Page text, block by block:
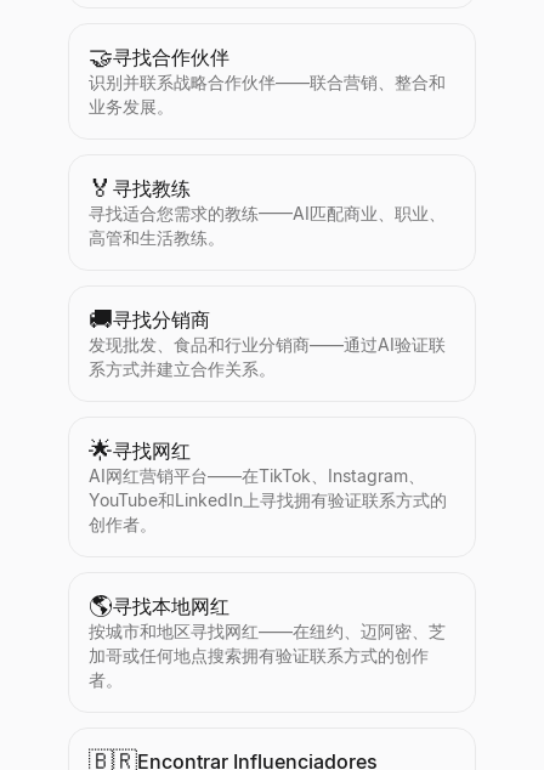
🤝寻找合作伙伴
识别并联系战略合作伙伴——联合营销、整合和
业务发展。
🏅 寻找教练
寻找适合您需求的教练——AI匹配商业、职业、
高管和生活教练。
🚚寻找分销商
发现批发、食品和行业分销商——通过AI验证联
系方式并建立合作关系。
🌟寻找网红
AI网红营销平台——在TikTok、Instagram、
YouTube和LinkedIn上寻找拥有验证联系方式的
创作者。
🌎寻找本地网红
按城市和地区寻找网红——在纽约、迈阿密、芝
加哥或任何地点搜索拥有验证联系方式的创作
者。
🇧🇷Encontrar Influenciadores